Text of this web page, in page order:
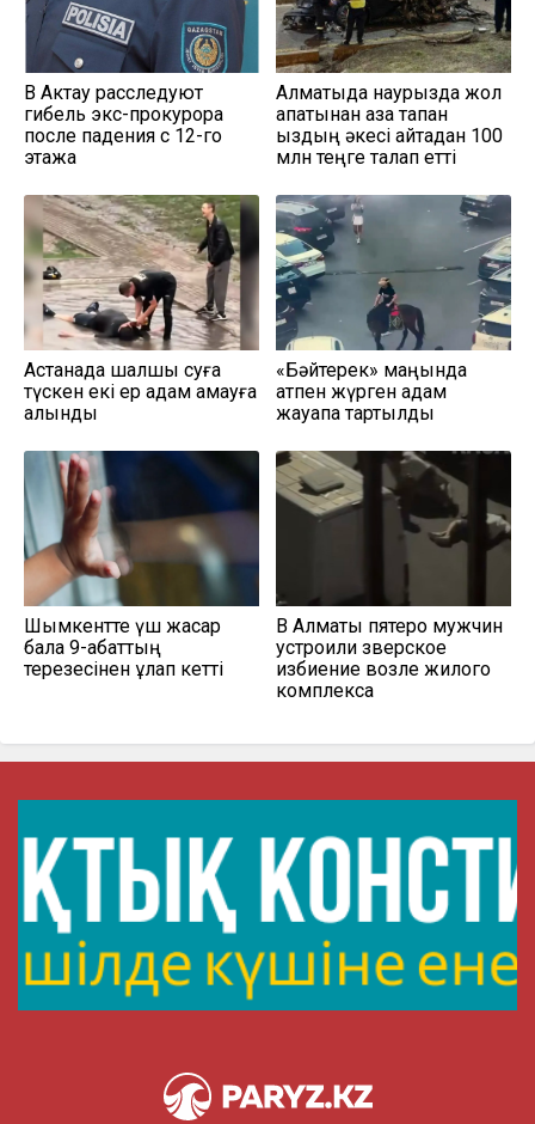
В Актау расследуют
гибель экс-прокурора
после падения с 12-го
этажа
Алматыда наурызда жол
апатынан қаза тапқан
қыздың әкесі қайтадан 100
млн теңге талап етті
Астанада шалшық суға
түскен екі ер адам қамауға
алынды
«Бәйтерек» маңында
атпен жүрген адам
жауапқа тартылды
Шымкентте үш жасар
бала 9-қабаттың
терезесінен құлап кетті
В Алматы пятеро мужчин
устроили зверское
избиение возле жилого
комплекса